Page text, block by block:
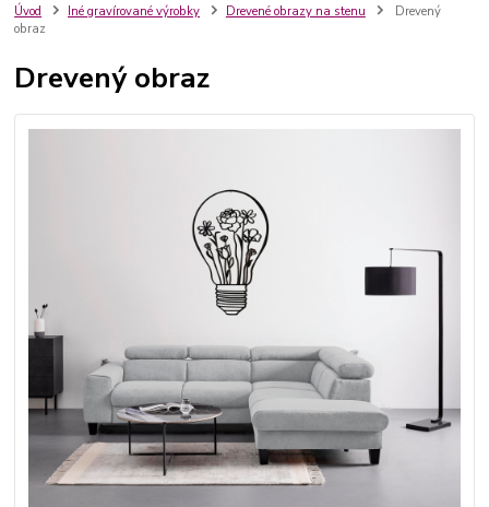
Úvod Iné gravírované výrobky Drevené obrazy na stenu
Drevený
obraz
Drevený obraz